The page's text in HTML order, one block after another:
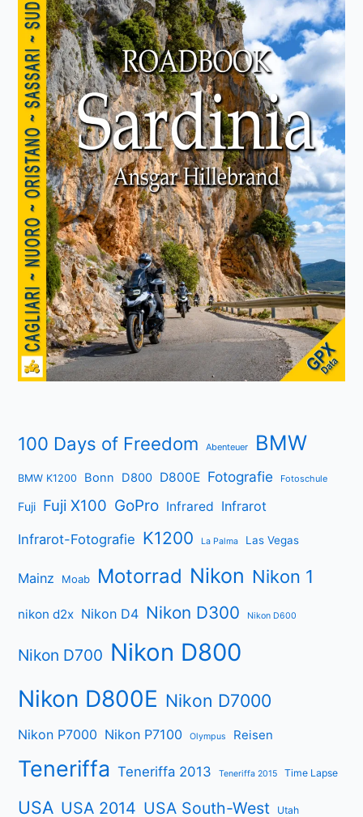
100 Days of Freedom Abenteuer BMW
BMW K1200 Bonn D800 D800E Fotografie Fotoschule
Fuji Fuji X100 GoPro Infrared Infrarot
Infrarot-Fotografie K1200 La Palma Las Vegas
Mainz Moab Motorrad Nikon Nikon 1
nikon d2x Nikon D4 Nikon D300 Nikon D600
Nikon D700 Nikon D800
Nikon D800E Nikon D7000
Nikon P7000 Nikon P7100 Olympus Reisen
Teneriffa Teneriffa 2013 Teneriffa 2015 Time Lapse
USA USA 2014 USA South-West Utah